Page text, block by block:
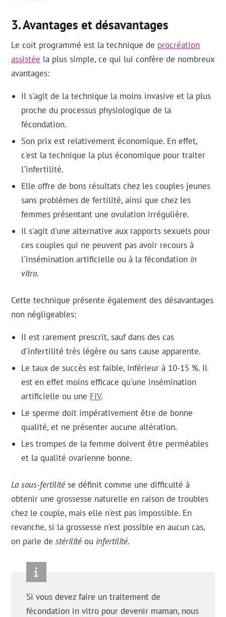
Avantages et désavantages
Le coït programmé est la technique de procréation
assistée la plus simple, ce qui lui confère de nombreux
avantages:
Il s'agit de la technique la moins invasive et la plus
proche du processus physiologique de la
fécondation.
Son prix est relativement économique. En effet,
c'est la technique la plus économique pour traiter
l'infertilité.
Elle offre de bons résultats chez les couples jeunes
sans problèmes de fertilité, ainsi que chez les
femmes présentant une ovulation irrégulière.
Il s'agit d'une alternative aux rapports sexuels pour
ces couples qui ne peuvent pas avoir recours à
l'insémination artificielle ou à la fécondation in
vitro.
Cette technique présente également des désavantages
non négligeables:
Il est rarement prescrit, sauf dans des cas
d'infertilité très légère ou sans cause apparente.
Le taux de succès est faible, inférieur à 10-15 %. Il
est en effet moins efficace qu'une insémination
artificielle ou une FIV.
Le sperme doit impérativement être de bonne
qualité, et ne présenter aucune altération.
Les trompes de la femme doivent être perméables
et la qualité ovarienne bonne.
La sous-fertilité se définit comme une difficulté à
obtenir une grossesse naturelle en raison de troubles
chez le couple, mais elle n'est pas impossible. En
revanche, si la grossesse n'est possible en aucun cas,
on parle destérilité ou infertilité.
Si vous devez faire un traitement de
fécondation in vitro pour devenir maman, nous